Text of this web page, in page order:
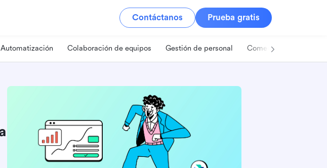
Contáctanos Prueba gratis
Automatización Colaboración de equipos Gestión de personal Comercio minorista